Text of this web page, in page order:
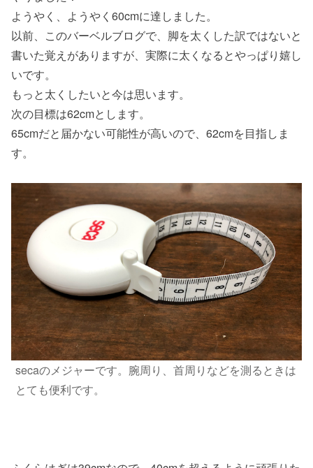
ようやく、ようやく60cmに達しました。
以前、このバーベルブログで、脚を太くした訳ではないと
書いた覚えがありますが、実際に太くなるとやっぱり嬉し
いです。
もっと太くしたいと今は思います。
次の目標は62cmとします。
65cmだと届かない可能性が高いので、62cmを目指しま
す。
secaのメジャーです。腕周り、首周りなどを測るときは
とても便利です。